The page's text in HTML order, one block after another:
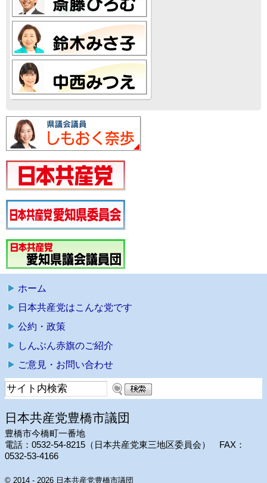
ホーム
日本共産党はこんな党です
公約・政策
しんぶん赤旗のご紹介
ご意見・お問い合わせ
日本共産党豊橋市議団
豊橋市今橋町一番地
電話：0532-54-8215（日本共産党東三地区委員会） FAX：
0532-53-4166
© 2014 - 2026 日本共産党豊橋市議団